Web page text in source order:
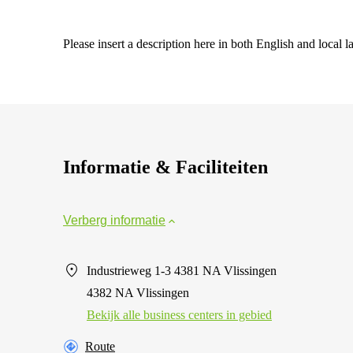
Please insert a description here in both English and local
Informatie & Faciliteiten
Verberg informatie
Industrieweg 1-3 4381 NA Vlissingen
4382 NA Vlissingen
Bekijk alle business centers in gebied
Route